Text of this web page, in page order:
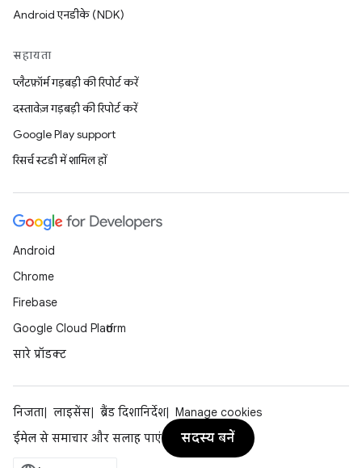
Android एनडीके (NDK)
सहायता
प्लैटफ़ॉर्म गड़बड़ी की रिपोर्ट करें
दस्तावेज़ गड़बड़ी की रिपोर्ट करें
Google Play support
रिसर्च स्टडी में शामिल हों
Android
Chrome
Firebase
Google Cloud Platform
सारे प्रॉडक्ट
निजता लाइसेंस ब्रैंड दिशानिर्देश
Manage cookies
ईमेल से समाचार और सलाह पाएं
सदस्य बनें